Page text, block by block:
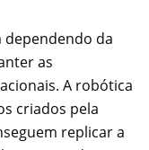
da
as
A robótica
criados pela
replicar a